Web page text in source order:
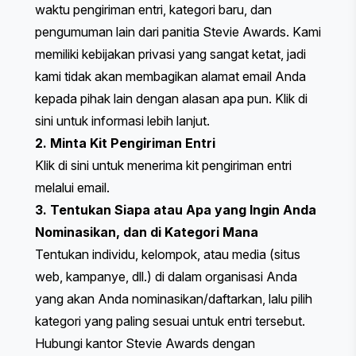
waktu pengiriman entri, kategori baru, dan
pengumuman lain dari panitia Stevie Awards. Kami
memiliki kebijakan privasi yang sangat ketat, jadi
kami tidak akan membagikan alamat email Anda
kepada pihak lain dengan alasan apa pun. Klik di
sini untuk informasi lebih lanjut.
2. Minta Kit Pengiriman Entri
Klik di sini untuk menerima kit pengiriman entri
melalui email.
3. Tentukan Siapa atau Apa yang Ingin Anda
Nominasikan, dan di Kategori Mana
Tentukan individu, kelompok, atau media (situs
web, kampanye, dll.) di dalam organisasi Anda
yang akan Anda nominasikan/daftarkan, lalu pilih
kategori yang paling sesuai untuk entri tersebut.
Hubungi kantor Stevie Awards dengan